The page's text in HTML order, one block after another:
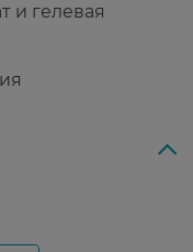
и гелевая